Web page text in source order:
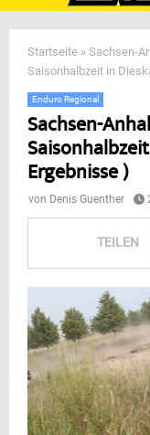
MENU
Startseite » Sachsen-
Saisonhalbzeit in
Enduro Regional
Sachsen-
Ergebnisse )
von Denis Guenther
TEILEN